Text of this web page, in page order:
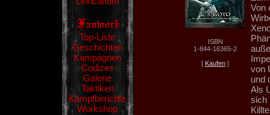
Top-Liste
Geschichten
Kampagnen
Codizes
Galerie
Taktiken
Kampfberichte
Workshop
ISBN
1-844-16365-2
[ Kaufen ]
Von
von
und
Als
sich